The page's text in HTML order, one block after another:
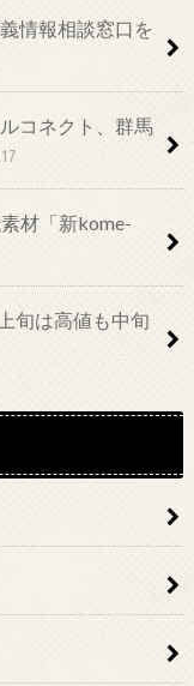
情報相談窓口を
コネクト、群馬
材「新kome-
旬は高値も中旬